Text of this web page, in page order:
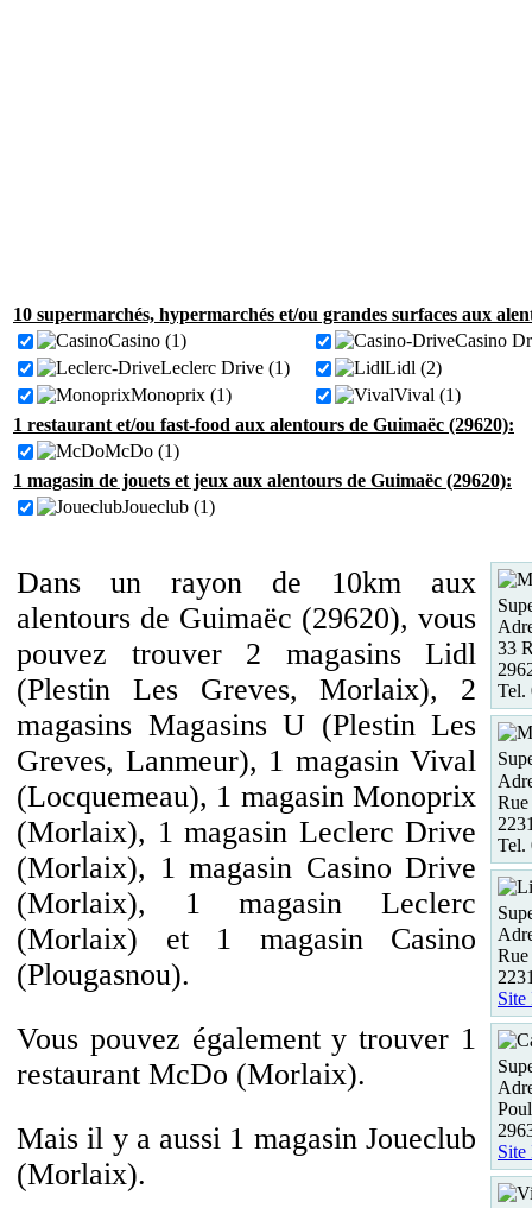
10 supermarchés, hypermarchés et/ou grandes surfaces aux
Casino (1)
Casino
Leclerc Drive (1)
Lidl (2)
Monoprix (1)
Vival (1)
1 restaurant et/ou fast-food aux alentours de Guimaëc (29620):
McDo (1)
1 magasin de jouets et jeux aux alentours de Guimaëc (29620):
Joueclub (1)
Dans un rayon de 10km aux
alentours de Guimaëc (29620), vous
pouvez trouver 2 magasins Lidl
(Plestin Les Greves, Morlaix), 2
magasins Magasins U (Plestin Les
Greves, Lanmeur), 1 magasin Vival
(Locquemeau), 1 magasin Monoprix
(Morlaix), 1 magasin Leclerc Drive
(Morlaix), 1 magasin Casino Drive
(Morlaix), 1 magasin Leclerc
(Morlaix) et 1 magasin Casino
(Plougasnou).
Vous pouvez également y trouver 1
restaurant McDo (Morlaix).
Mais il y a aussi 1 magasin Joueclub
(Morlaix).
33
Tel.
Tel.
Site
Site